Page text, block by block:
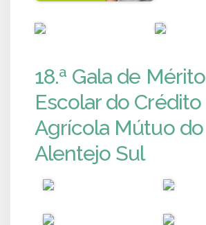
18.ª Gala de Mérito
Escolar do Crédito
Agrícola Mútuo do
Alentejo Sul